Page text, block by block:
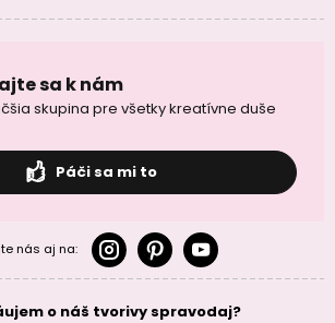
sa k nám
skupina pre všetky kreatívne duše
Páči sa mi to
nás aj na:
o náš tvorivy spravodaj?